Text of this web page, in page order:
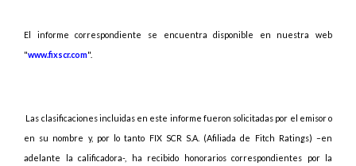
El informe correspondiente se encuentra disponible en nuestra web
"www.fixscr.com".
Las clasificaciones incluidas en este informe fueron solicitadas por el emisor o
en su nombre y, por lo tanto FIX SCR S.A. (Afiliada de Fitch Ratings) –en
adelante la calificadora-, ha recibido honorarios correspondientes por la